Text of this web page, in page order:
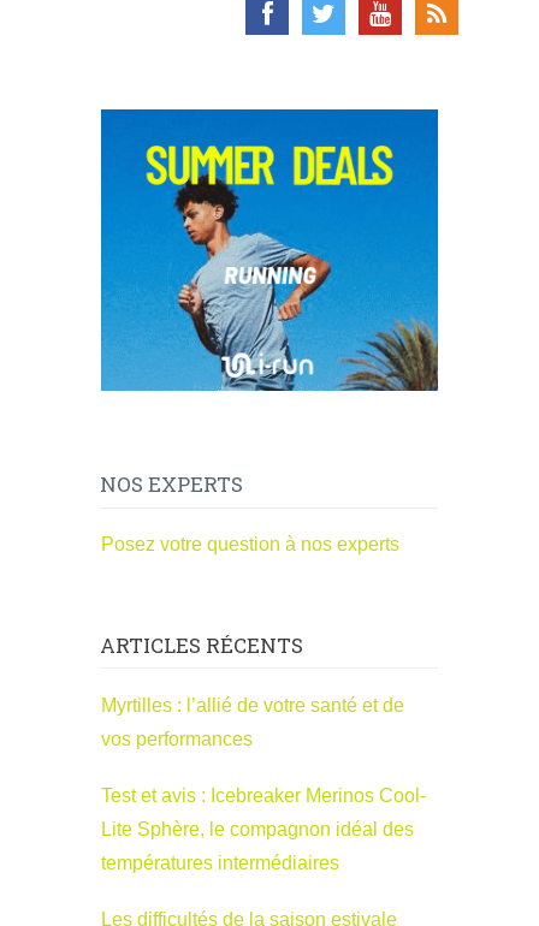
NOS EXPERTS
Posez votre question à nos experts
ARTICLES RÉCENTS
Myrtilles : l’allié de votre santé et de
vos performances
Test et avis : Icebreaker Merinos Cool-
Lite Sphère, le compagnon idéal des
températures intermédiaires
Les difficultés de la saison estivale